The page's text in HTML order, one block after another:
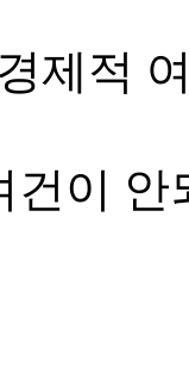
경제적
건이